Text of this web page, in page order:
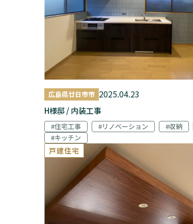
広島県廿日市市 2025.04.23
H様邸 / 内装工事
#住宅工事 #リノベーション #収納
#キッチン
戸建住宅